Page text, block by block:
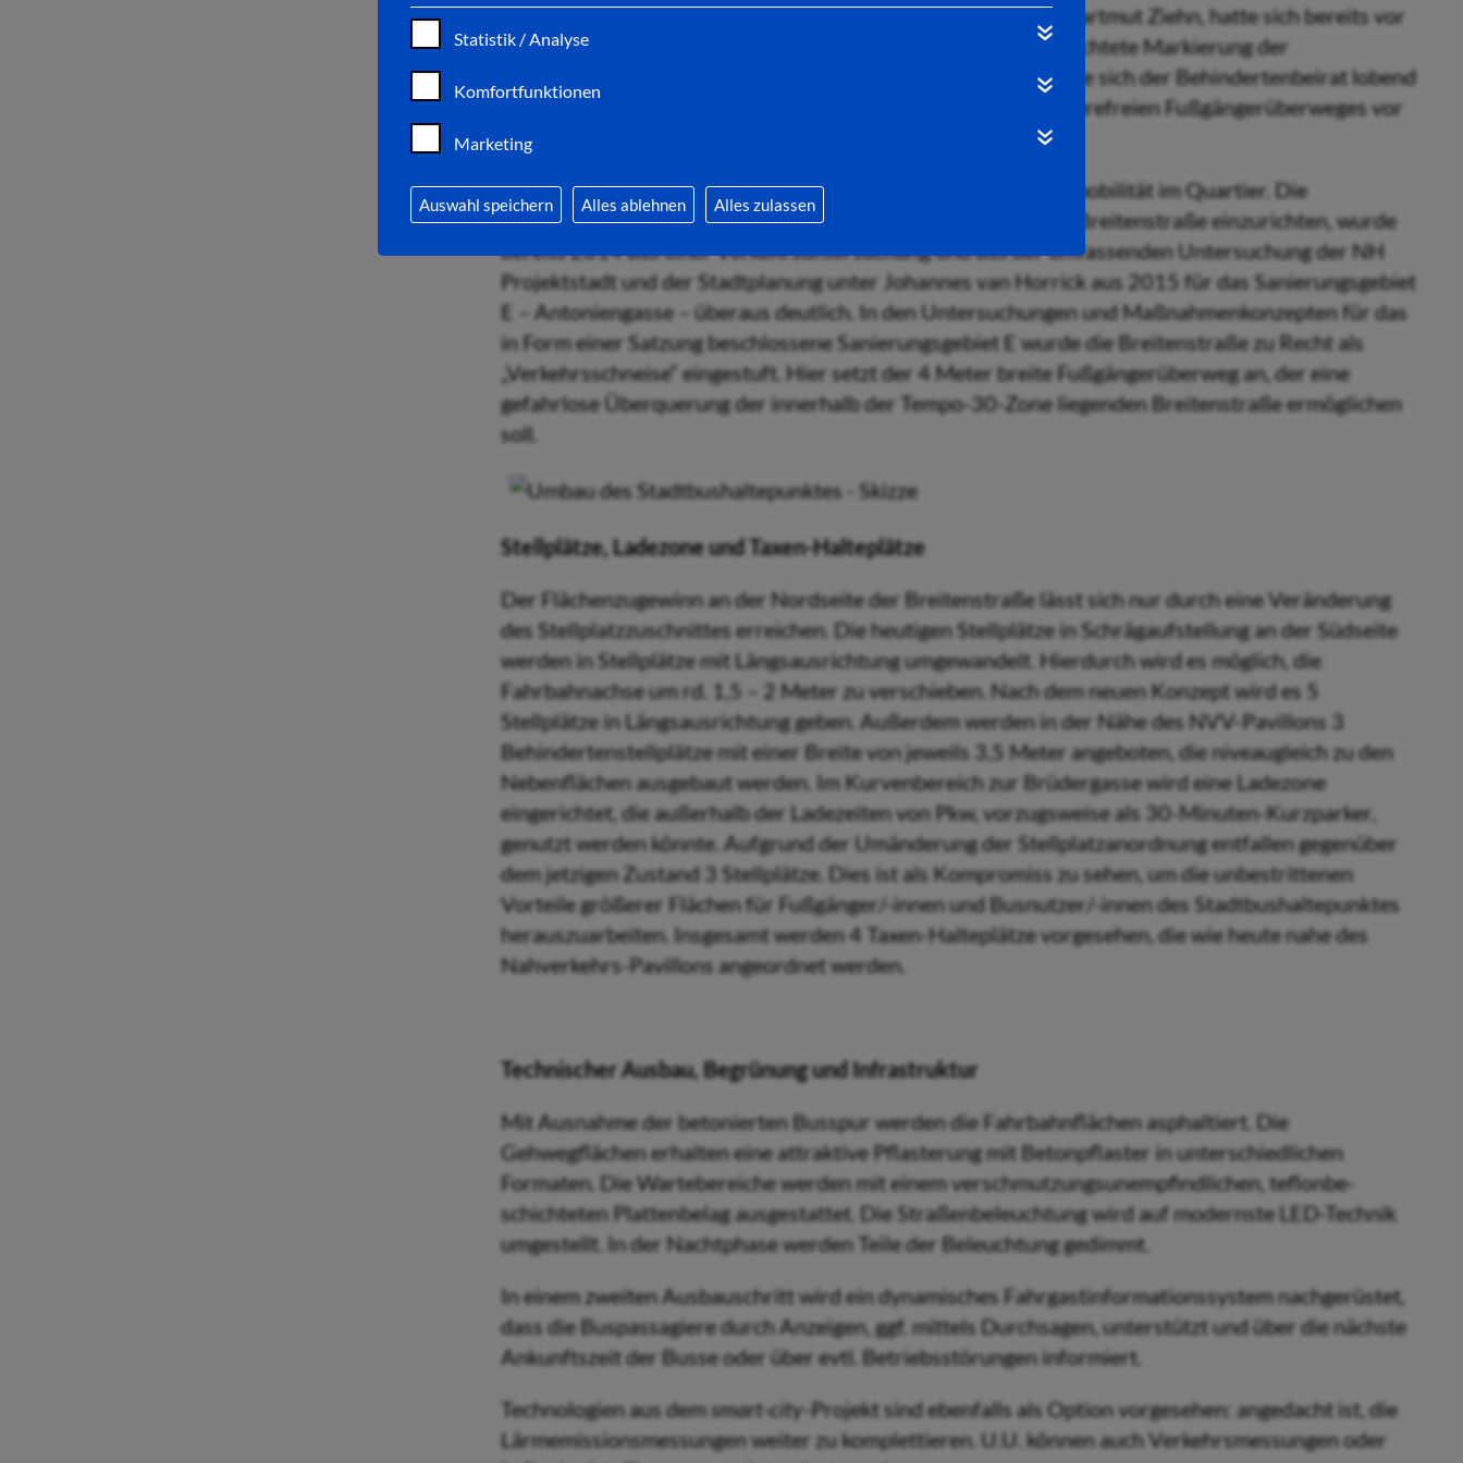
Statistik / Analyse
Komfortfunktionen
Marketing
Auswahl speichern Alles ablehnen Alles zulassen
Behindertenbeirat, insbesondere der CDU-Stadtverordnete Hartmut Ziehn, hatte sich bereits vor
einigen Jahren für die blaue, inzwischen etablierte und viel beachtete Markierung der
Behindertenstellplätze eingesetzt. Bereits Anfang Februar hatte sich der Behindertenbeirat lobend
zum Planungskonzept geäußert und an dem Entwurf des barrierefreien Fußgängerüberweges vor
der Antoniengasse mitgewirkt.
Der Fußgängerüberweg ist ein wichtiger Baustein für die Nahmobilität im Quartier. Die
Notwendigkeit, eine abgesicherte Querungsmöglichkeit in der Breitenstraße einzurichten, wurde
bereits 2014 aus einer Verkehrsuntersuchung und aus der umfassenden Untersuchung der NH
Projektstadt und der Stadtplanung unter Johannes van Horrick aus 2015 für das Sanierungsgebiet
E – Antoniengasse – überaus deutlich. In den Untersuchungen und Maßnahmenkonzepten für das
in Form einer Satzung beschlossene Sanierungsgebiet E wurde die Breitenstraße zu Recht als
„Verkehrsschneise“ einge­stuft. Hier setzt der 4 Meter breite Fußgängerüberweg an, der eine
gefahrlose Überquerung der innerhalb der Tempo-30-Zone liegenden Breitenstraße ermöglichen
soll.
Stellplätze, Ladezone und Taxen-Halteplätze
Der Flächenzugewinn an der Nordseite der Breitenstraße lässt sich nur durch eine Veränderung
des Stellplatzzuschnittes erreichen. Die heutigen Stellplätze in Schrägauf­stellung an der Südseite
werden in Stellplätze mit Längsausrichtung umgewandelt. Hierdurch wird es möglich, die
Fahrbahnachse um rd. 1,5 – 2 Meter zu verschieben. Nach dem neuen Konzept wird es 5
Stellplätze in Längsausrichtung geben. Außerdem werden in der Nähe des NVV-Pavillons 3
Behindertenstellplätze mit einer Breite von jeweils 3,5 Meter angeboten, die niveaugleich zu den
Nebenflächen ausgebaut werden. Im Kurvenbereich zur Brüdergasse wird eine Ladezone
eingerichtet, die außerhalb der Ladezeiten von Pkw, vorzugsweise als 30-Minuten-Kurzparker,
genutzt werden könnte. Aufgrund der Umänderung der Stellplatzanordnung entfallen gegenüber
dem jetzigen Zustand 3 Stellplätze. Dies ist als Kompromiss zu sehen, um die unbestrittenen
Vorteile größerer Flächen für Fußgänger/-innen und Busnutzer/-innen des Stadtbushaltepunktes
herauszuarbeiten. Insgesamt werden 4 Taxen-Halteplätze vorgesehen, die wie heute nahe des
Nahverkehrs-Pavillons angeordnet werden.
Technischer Ausbau, Begrünung und Infrastruktur
Mit Ausnahme der betonierten Busspur werden die Fahrbahnflächen asphaltiert. Die
Gehwegflächen erhalten eine attraktive Pflasterung mit Betonpflaster in unterschied­lichen
Formaten. Die Wartebereiche werden mit einem verschmutzungs­unempfind­lichen, teflonbe­
schichteten Plattenbelag ausgestattet. Die Straßenbeleuchtung wird auf modernste LED-Technik
umgestellt. In der Nachtphase werden Teile der Beleuchtung gedimmt.
In einem zweiten Ausbauschritt wird ein dynamisches Fahrgastinformationssystem nachgerüstet,
dass die Buspassagiere durch Anzeigen, ggf. mittels Durchsagen, unterstützt und über die nächste
Ankunftszeit der Busse oder über evtl. Betriebsstörungen informiert.
Technologien aus demsmart-city-Projekt sind ebenfalls als Option vorgesehen: angedacht ist, die
Lärmemissionsmessungen weiter zu komplettieren. U.U. können auch Verkehrsmessungen oder